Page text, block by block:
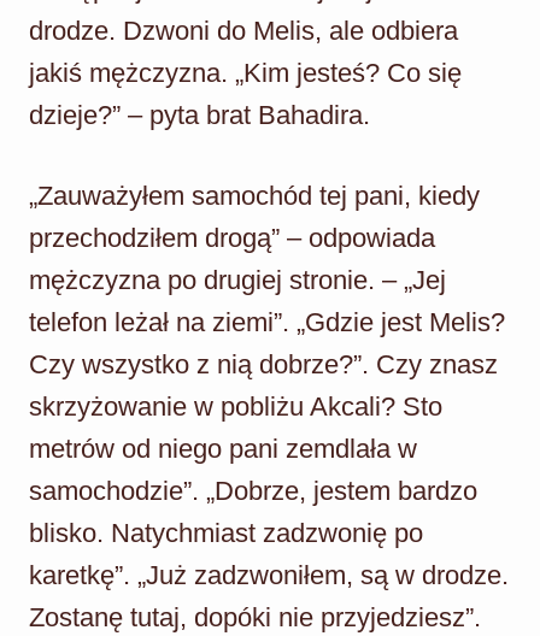
drodze. Dzwoni do Melis, ale odbiera
jakiś mężczyzna. „Kim jesteś? Co się
dzieje?” – pyta brat Bahadira.
„Zauważyłem samochód tej pani, kiedy
przechodziłem drogą” – odpowiada
mężczyzna po drugiej stronie. – „Jej
telefon leżał na ziemi”. „Gdzie jest Melis?
Czy wszystko z nią dobrze?”. Czy znasz
skrzyżowanie w pobliżu Akcali? Sto
metrów od niego pani zemdlała w
samochodzie”. „Dobrze, jestem bardzo
blisko. Natychmiast zadzwonię po
karetkę”. „Już zadzwoniłem, są w drodze.
Zostanę tutaj, dopóki nie przyjedziesz”.